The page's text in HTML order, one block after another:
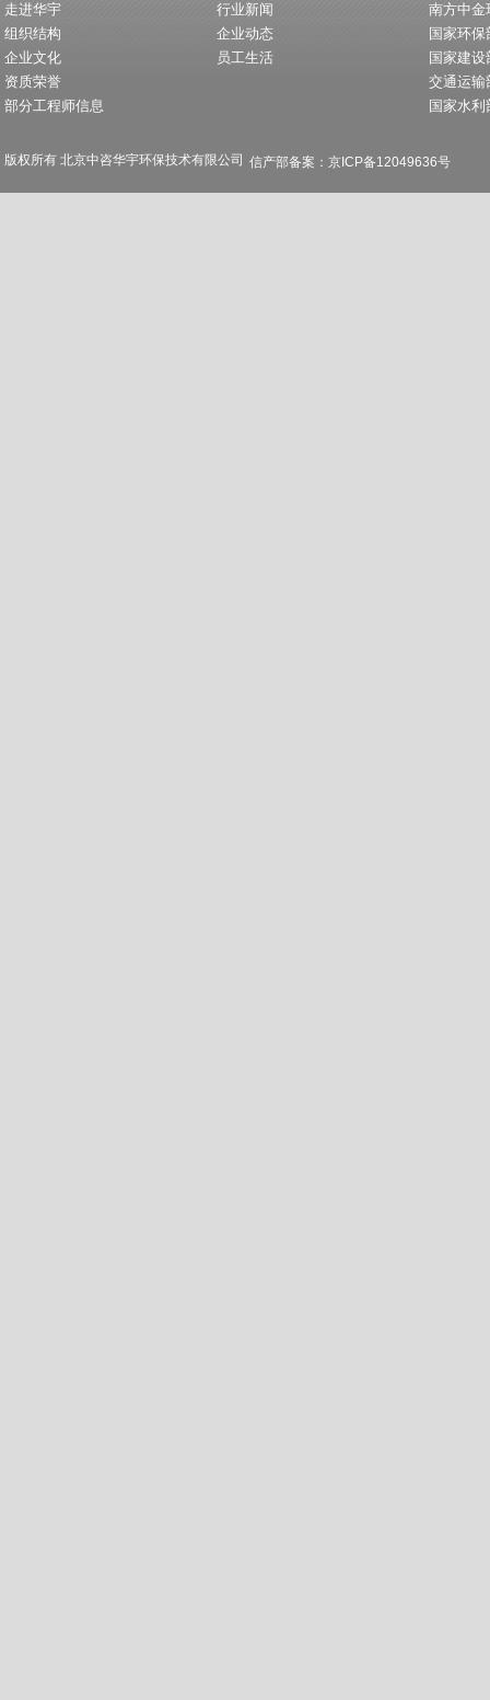
走进华宇
组织结构
企业文化
资质荣誉
部分工程师信息
行业新闻
企业动态
员工生活
南方中金
国家环保
国家建设
交通运输
国家水利
版权所有 北京中咨华宇环保技术有限公司 信产部备案：京ICP备12049636号